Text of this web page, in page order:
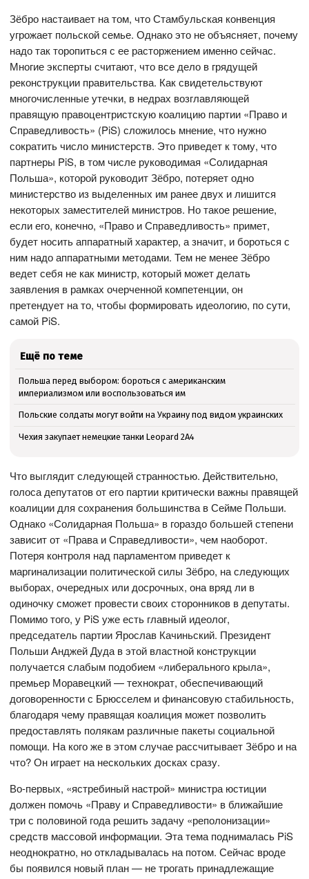
Зёбро настаивает на том, что Стамбульская конвенция
угрожает польской семье. Однако это не объясняет, почему
надо так торопиться с ее расторжением именно сейчас.
Многие эксперты считают, что все дело в грядущей
реконструкции правительства. Как свидетельствуют
многочисленные утечки, в недрах возглавляющей
правящую правоцентристскую коалицию партии «Право и
Справедливость» (PiS) сложилось мнение, что нужно
сократить число министерств. Это приведет к тому, что
партнеры PiS, в том числе руководимая «Солидарная
Польша», которой руководит Зёбро, потеряет одно
министерство из выделенных им ранее двух и лишится
некоторых заместителей министров. Но такое решение,
если его, конечно, «Право и Справедливость» примет,
будет носить аппаратный характер, а значит, и бороться с
ним надо аппаратными методами. Тем не менее Зёбро
ведет себя не как министр, который может делать
заявления в рамках очерченной компетенции, он
претендует на то, чтобы формировать идеологию, по сути,
самой PiS.
Ещё по теме
Польша перед выбором: бороться с американским
империализмом или воспользоваться им
Польские солдаты могут войти на Украину под видом украинских
Чехия закупает немецкие танки Leopard 2A4
Что выглядит следующей странностью. Действительно,
голоса депутатов от его партии критически важны правящей
коалиции для сохранения большинства в Сейме Польши.
Однако «Солидарная Польша» в гораздо большей степени
зависит от «Права и Справедливости», чем наоборот.
Потеря контроля над парламентом приведет к
маргинализации политической силы Зёбро, на следующих
выборах, очередных или досрочных, она вряд ли в
одиночку сможет провести своих сторонников в депутаты.
Помимо того, у PiS уже есть главный идеолог,
председатель партии Ярослав Качиньский. Президент
Польши Анджей Дуда в этой властной конструкции
получается слабым подобием «либерального крыла»,
премьер Моравецкий — технократ, обеспечивающий
договоренности с Брюсселем и финансовую стабильность,
благодаря чему правящая коалиция может позволить
предоставлять полякам различные пакеты социальной
помощи. На кого же в этом случае рассчитывает Зёбро и на
что? Он играет на нескольких досках сразу.
Во-первых, «ястребиный настрой» министра юстиции
должен помочь «Праву и Справедливости» в ближайшие
три с половиной года решить задачу «реполонизации»
средств массовой информации. Эта тема поднималась PiS
неоднократно, но откладывалась на потом. Сейчас вроде
бы появился новый план — не трогать принадлежащие